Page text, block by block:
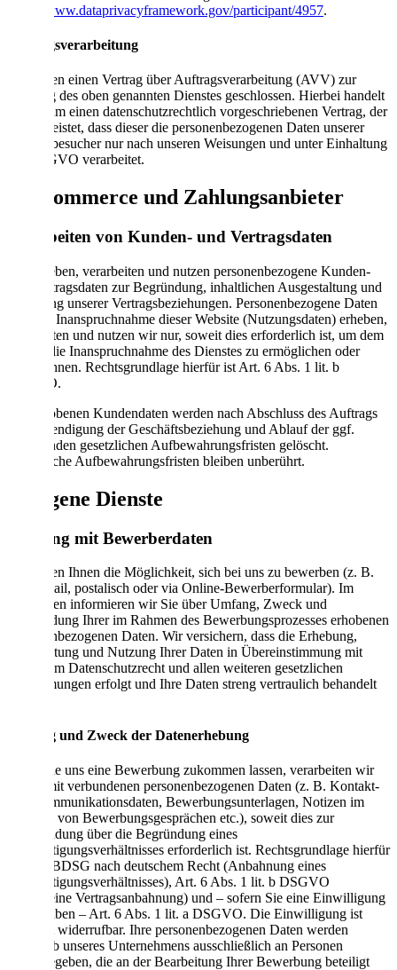
https://www.dataprivacyframework.gov/participant/4957.
Auftragsverarbeitung
Wir haben einen Vertrag über Auftragsverarbeitung (AVV) zur
Nutzung des oben genannten Dienstes geschlossen. Hierbei handelt
es sich um einen datenschutzrechtlich vorgeschriebenen Vertrag, der
gewährleistet, dass dieser die personenbezogenen Daten unserer
Websitebesucher nur nach unseren Weisungen und unter Einhaltung
der DSGVO verarbeitet.
6. eCommerce und Zahlungs­anbieter
Verarbeiten von Kunden- und Vertragsdaten
Wir erheben, verarbeiten und nutzen personenbezogene Kunden-
und Vertragsdaten zur Begründung, inhaltlichen Ausgestaltung und
Änderung unserer Vertragsbeziehungen. Personenbezogene Daten
über die Inanspruchnahme dieser Website (Nutzungsdaten) erheben,
verarbeiten und nutzen wir nur, soweit dies erforderlich ist, um dem
Nutzer die Inanspruchnahme des Dienstes zu ermöglichen oder
abzurechnen. Rechtsgrundlage hierfür ist Art. 6 Abs. 1 lit. b
DSGVO.
Die erhobenen Kundendaten werden nach Abschluss des Auftrags
oder Beendigung der Geschäftsbeziehung und Ablauf der ggf.
bestehenden gesetzlichen Aufbewahrungsfristen gelöscht.
Gesetzliche Aufbewahrungsfristen bleiben unberührt.
7. Eigene Dienste
Umgang mit Bewerberdaten
Wir bieten Ihnen die Möglichkeit, sich bei uns zu bewerben (z. B.
per E-Mail, postalisch oder via Online-Bewerberformular). Im
Folgenden informieren wir Sie über Umfang, Zweck und
Verwendung Ihrer im Rahmen des Bewerbungsprozesses erhobenen
personenbezogenen Daten. Wir versichern, dass die Erhebung,
Verarbeitung und Nutzung Ihrer Daten in Übereinstimmung mit
geltendem Datenschutzrecht und allen weiteren gesetzlichen
Bestimmungen erfolgt und Ihre Daten streng vertraulich behandelt
Umfang und Zweck der Datenerhebung
Wenn Sie uns eine Bewerbung zukommen lassen, verarbeiten wir
Ihre damit verbundenen personenbezogenen Daten (z. B. Kontakt-
und Kommunikationsdaten, Bewerbungsunterlagen, Notizen im
Rahmen von Bewerbungsgesprächen etc.), soweit dies zur
Entscheidung über die Begründung eines
Beschäftigungsverhältnisses erforderlich ist. Rechtsgrundlage hierfür
ist § 26 BDSG nach deutschem Recht (Anbahnung eines
Beschäftigungsverhältnisses), Art. 6 Abs. 1 lit. b DSGVO
(allgemeine Vertragsanbahnung) und – sofern Sie eine Einwilligung
erteilt haben – Art. 6 Abs. 1 lit. a DSGVO. Die Einwilligung ist
jederzeit widerrufbar. Ihre personenbezogenen Daten werden
innerhalb unseres Unternehmens ausschließlich an Personen
weitergegeben, die an der Bearbeitung Ihrer Bewerbung beteiligt